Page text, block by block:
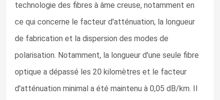
technologie des fibres à âme creuse, notamment en
ce qui concerne le facteur d'atténuation, la longueur
de fabrication et la dispersion des modes de
polarisation. Notamment, la longueur d'une seule fibre
optique a dépassé les 20 kilomètres et le facteur
d'atténuation minimal a été maintenu à 0,05 dB/km. Il